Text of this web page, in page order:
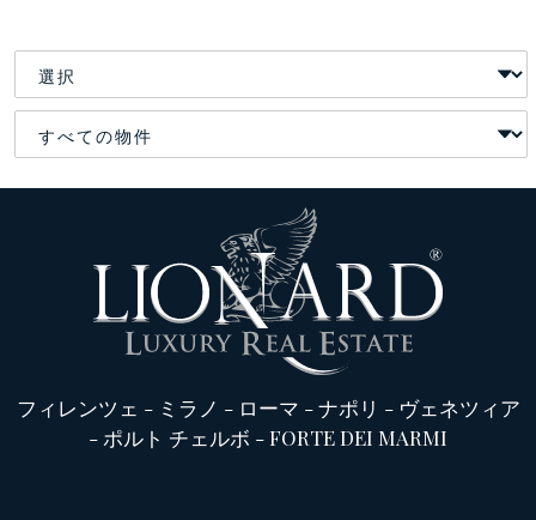
フィレンツェ - ミラノ - ローマ -ナポリ - ヴェネツィア
- ポルト チェルボ -FORTE DEI MARMI